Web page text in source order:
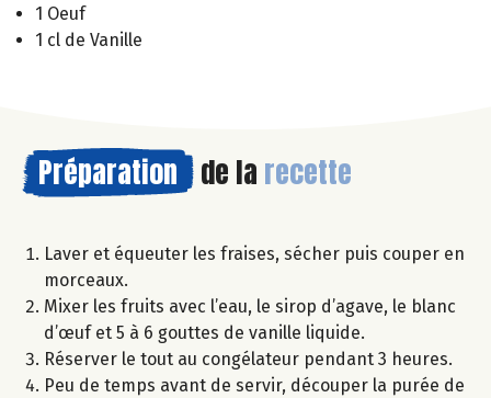
1 Oeuf
1 cl de Vanille
Préparation de la recette
Laver et équeuter les fraises, sécher puis couper en
morceaux.
Mixer les fruits avec l’eau, le sirop d’agave, le blanc
d’œuf et 5 à 6 gouttes de vanille liquide.
Réserver le tout au congélateur pendant 3 heures.
Peu de temps avant de servir, découper la purée de